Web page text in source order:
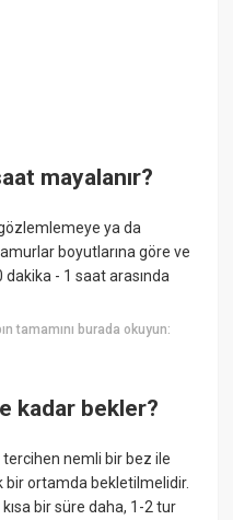
mayalanır?
ya da
boyutlarına göre ve
dakika - 1 saat arasında
tamamını burada okuyun:
kadar bekler?
nemli bir bez ile
bir ortamda bekletilmelidir.
bir süre daha, 1-2 tur